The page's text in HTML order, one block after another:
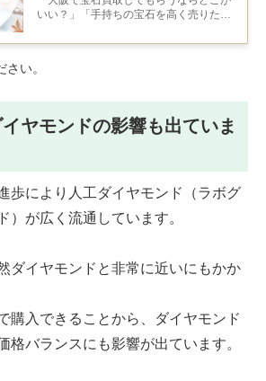
いい？」「手持ちの宝石を高く売りたい
お悩みの方も多いのではないでしょう
い。
ヤモンドの影響も出ていま
歩により人工ダイヤモンド（ラボグ
）が広く流通しています。
ダイヤモンドと非常に近いにもかか
購入できることから、ダイヤモンド
格バランスにも影響が出ています。